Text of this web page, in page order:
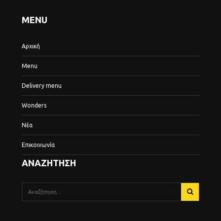
MENU
Αρχική
Menu
Delivery menu
Wonders
Νέα
Επικοινωνία
ΑΝΑΖΗΤΗΣΗ